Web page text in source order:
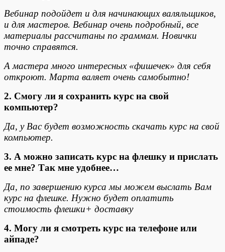
Вебинар подойдет и для начинающих валяльщиков,
и для мастеров. Вебинар очень подробный, все
материалы рассчитаны по граммам. Новички
точно справятся.
А мастера много интересных «фишечек» для себя
откроют. Марта валяет очень самобытно!
2. Смогу ли я сохранить курс на свой
компьютер?
Да, у Вас будет возможность скачать курс на свой
компьютер.
3. А можно записать курс на флешку и прислать
ее мне? Так мне удобнее…
Да, по завершению курса мы можем выслать Вам
курс на флешке. Нужно будет оплатить
стоимость флешки+ доставку
4. Могу ли я смотреть курс на телефоне или
айпаде?